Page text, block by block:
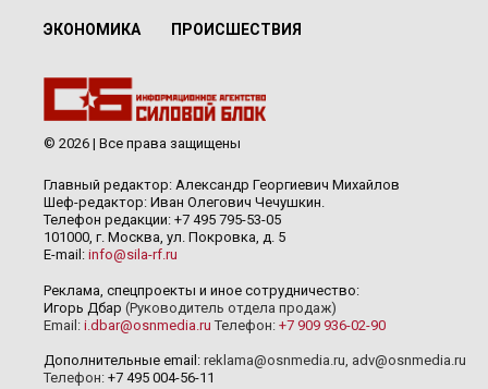
ЭКОНОМИКА ПРОИСШЕСТВИЯ
© 2026 | Все права защищены
Главный редактор: Александр Георгиевич Михайлов
Шеф-редактор: Иван Олегович Чечушкин.
Телефон редакции: +7 495 795-53-05
101000, г. Москва, ул. Покровка, д. 5
E-mail: info@sila-rf.ru
Реклама, спецпроекты и иное сотрудничество:
Игорь Дбар (Руководитель отдела продаж)
Email: i.dbar@osnmedia.ru Телефон: +7 909 936-02-90
Дополнительные email: reklama@osnmedia.ru, adv@osnmedia.ru
Телефон: +7 495 004-56-11